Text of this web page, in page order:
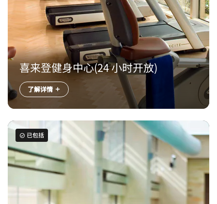
喜来登健身中心(24 小时开放)
了解详情
已包括